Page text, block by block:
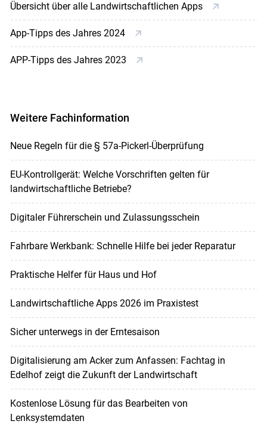
Übersicht über alle Landwirtschaftlichen Apps
App-Tipps des Jahres 2024
APP-Tipps des Jahres 2023
Weitere Fachinformation
Neue Regeln für die § 57a-Pickerl-Überprüfung
EU-Kontrollgerät: Welche Vorschriften gelten für
landwirtschaftliche Betriebe?
Digitaler Führerschein und Zulassungsschein
Fahrbare Werkbank: Schnelle Hilfe bei jeder Reparatur
Praktische Helfer für Haus und Hof
Landwirtschaftliche Apps 2026 im Praxistest
Sicher unterwegs in der Erntesaison
Digitalisierung am Acker zum Anfassen: Fachtag in
Edelhof zeigt die Zukunft der Landwirtschaft
Kostenlose Lösung für das Bearbeiten von
Lenksystemdaten